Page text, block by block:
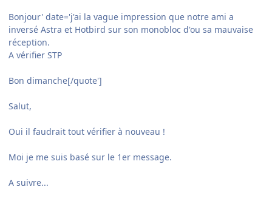
Bonjour' date='j'ai la vague impression que notre ami a
inversé Astra et Hotbird sur son monobloc d'ou sa mauvaise
réception.
A vérifier STP
Bon dimanche[/quote']
Salut,
Oui il faudrait tout vérifier à nouveau !
Moi je me suis basé sur le 1er message.
A suivre...